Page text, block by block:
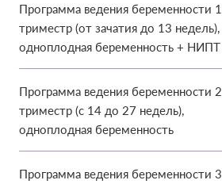
Программа ведения беременности 1
триместр (от зачатия до 13 недель),
одноплодная беременность + НИПТ
Программа ведения беременности 2
триместр (с 14 до 27 недель),
одноплодная беременность
Программа ведения беременности 3